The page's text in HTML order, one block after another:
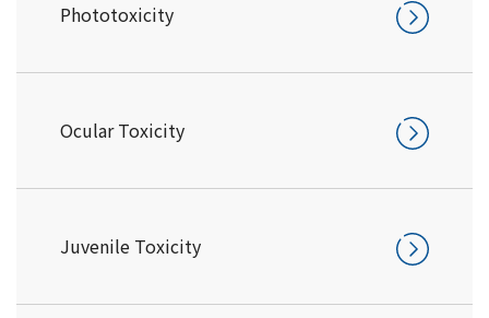
Phototoxicity
Ocular Toxicity
Juvenile Toxicity